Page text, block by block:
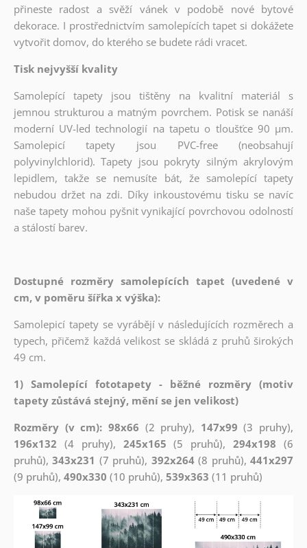
přineste radost a svěží vánek v podobě nové bytové
dekorace. I prostřednictvím samolepících tapet si dokážete
vytvořit domov, do kterého se budete rádi vracet.
Tisk nejvyšší kvality
Samolepící tapety jsou tištěny na kvalitní materiál s
jemnou strukturou a matným povrchem. Potisk se nanáší
moderní UV-led technologií na tapetu o tloušťce 90 µm.
Samolepicí tapety jsou PVC-free (neobsahují
polyvinylchlorid). Tapety jsou pokryty silným akrylovým
lepidlem, takže se nemusíte bát, že samolepící tapety
nebudou držet na zdi. Díky inkoustovému tisku se navíc
naše tapety mohou pyšnit vynikající povrchovou odolností
a stálostí barev.
Dostupné rozměry samolepících tapet (uvedené v
cm, v poměru šířka x výška):
Samolepicí tapety se vyrábějí v následujících rozměrech a
typech, přičemž každá velikost se skládá z pruhů širokých
49 cm.
1) Samolepící fototapety - běžné rozměry (motiv
tapety zůstává stejný, mění se jen velikost)
Rozměry (v cm): 98x66 (2 pruhy), 147x99 (3 pruhy),
196x132 (4 pruhy), 245x165 (5 pruhů),294x198 (6
pruhů),343x231 (7 pruhů), 392x264(8 pruhů),441x297
(9 pruhů), 490x330 (10 pruhů), 539x363 (11 pruhů)